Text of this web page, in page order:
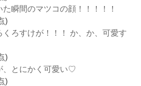
瞬間のマツコの顔！！！！！
)
ろすけが！！！ か、か、可愛す
)
、とにかく可愛い♡
)